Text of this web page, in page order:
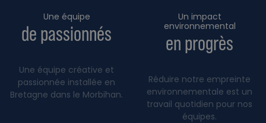
Une équipe
de passionnés
Une équipe créative et
passionnée installée en
Bretagne dans le Morbihan.
Un impact
environnemental
en progrès
Réduire notre empreinte
environnementale est un
travail quotidien pour nos
équipes.